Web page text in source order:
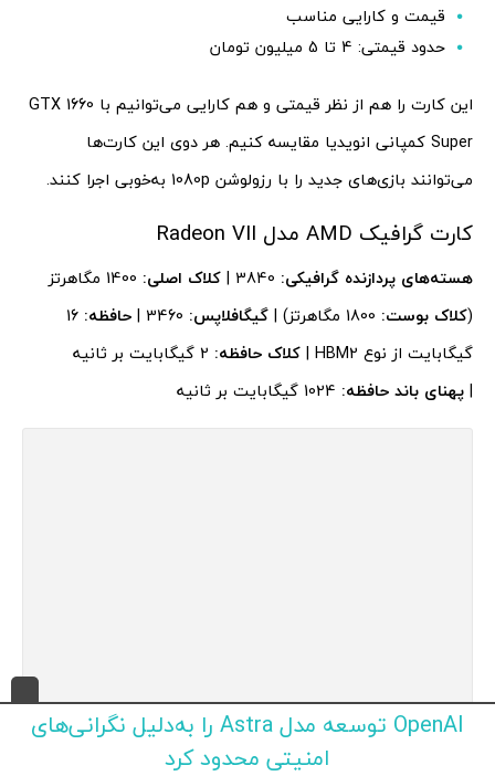
قیمت و کارایی مناسب
حدود قیمتی: 4 تا 5 میلیون تومان
این کارت را هم از نظر قیمتی و هم کارایی می‌توانیم با GTX 1660
Super کمپانی انویدیا مقایسه کنیم. هر دوی این کارت‌ها
می‌توانند بازی‌های جدید را با رزولوشن 1080p به‌خوبی اجرا کنند.
کارت گرافیک AMD مدل Radeon VII
هسته‌های پردازنده گرافیکی: کلاک اصلی:
1400 مگاهرتز
(کلاک بوست: گیگافلاپس: حافظه: 16
گیگابایت از نوع HBM2 |
کلاک حافظه:
2 گیگابایت بر ثانیه
| پهنای باند حافظه:
بهترین کارت گرافیک گیمینگ در سال 2020OpenAI توسعه مدل Astra را به‌دلیل نگرانی‌های
امنیتی محدود کرد